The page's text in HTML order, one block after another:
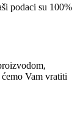
podaci su 100%
Vam vratiti